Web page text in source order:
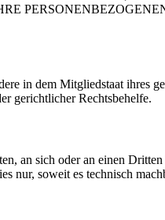
in dem Mitgliedstaat ihres
gerichtlicher Rechtsbehelfe.
an sich oder an einen
nur, soweit es technisch